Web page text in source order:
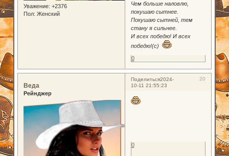
Уважение: +2376
Пол: Женский
Чем больше наловлю,
покушаю сытнее.
Покушаю сытней, тем
стану я сильнее.
И всех победю! И всех
победю!(с)
0
Поделиться 20
2024-
10-11 21:55:23
Веда
Рейнджер
0